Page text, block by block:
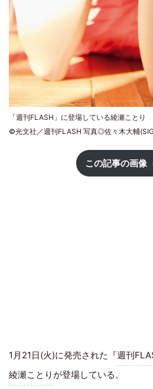
「週刊FLASH」に登場している綾瀬ことり
©光文社／週刊FLASH 写真◎佐々木大輔
この記事の画像
1月21日(火)に発売された『週刊
綾瀬ことり が登場している。